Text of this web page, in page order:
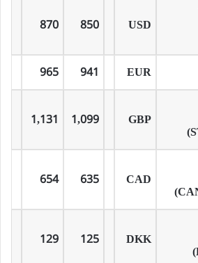
USD
850
870
EUR
941
965
GBP
1,099
1,131
CAD
635
654
DKK
125
129